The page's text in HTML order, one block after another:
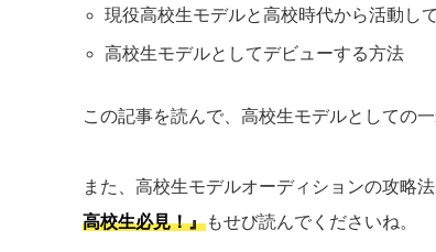
現役高校生モデルと高校時代から活動し
高校生モデルとしてデビューする方法
この記事を読んで、高校生モデルとしての
また、高校生モデルオーディションの攻略法
高校生必見！』もせび読んでくださいね。